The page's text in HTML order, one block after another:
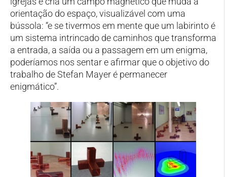
orientação do espaço, visualizável com uma
bússola: “e se tivermos em mente que um labirinto é
um sistema intrincado de caminhos que transforma
a entrada, a saída ou a passagem em um enigma,
poderíamos nos sentar e afirmar que o objetivo do
trabalho de Stefan Mayer é permanecer
enigmático”.